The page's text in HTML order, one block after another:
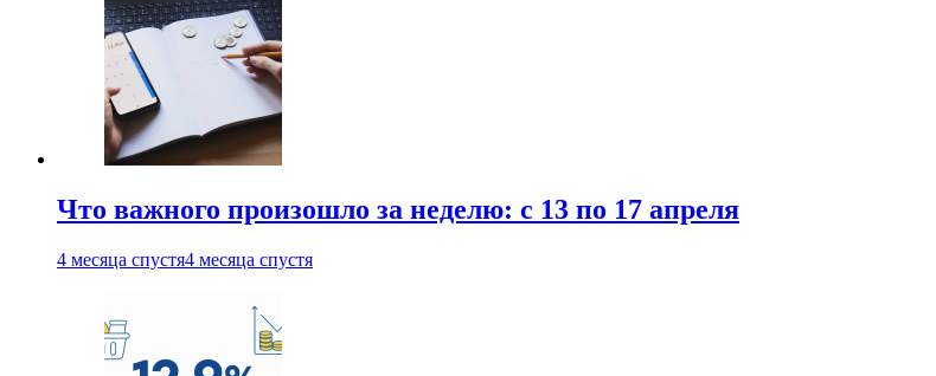
Что важного произошло за неделю: с 13 по 17 апреля
4 месяца спустя4 месяца спустя